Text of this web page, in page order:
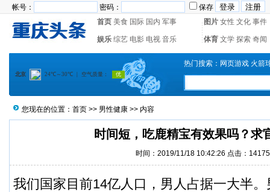
帐号： 密码：
保存
首页 美食 国际 国内 军事 图片 女性 文化 事件
娱乐 综艺 电影 电视 音乐 体育 文学 探索 奇闻
热门搜索： 网页游戏 火箭
您现在的位置： 首页 >> 男性健康 >> 内容
时间短，吃鹿精宝有效果吗？求
时间：2019/11/18 10:42:26 点击：14175
我们国家目前14亿人口，男人占据一大半